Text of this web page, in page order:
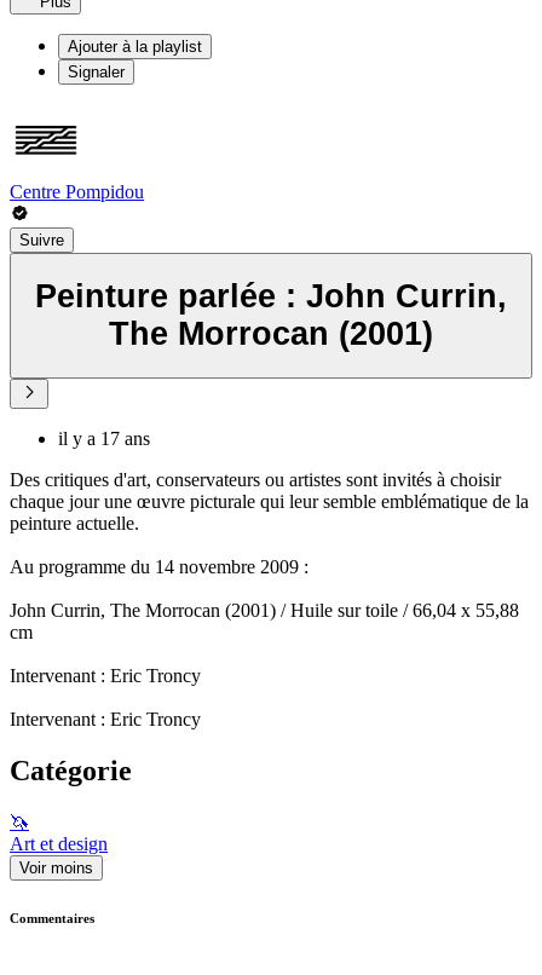
Ajouter à la playlist
Signaler
Centre Pompidou
Suivre
Peinture parlée : John Currin,
The Morrocan (2001)
il y a 17 ans
Des critiques d'art, conservateurs ou artistes sont invités à choisir
chaque jour une œuvre picturale qui leur semble emblématique de la
peinture actuelle.
Au programme du 14 novembre 2009 :
John Currin, The Morrocan (2001) / Huile sur toile / 66,04 x 55,88
cm
Intervenant : Eric Troncy
Intervenant : Eric Troncy
Catégorie
🦄
Art et design
Voir moins
Commentaires